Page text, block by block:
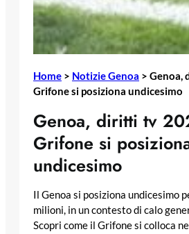
Home > Notizie Genoa > Genoa,
Grifone si posiziona undicesimo
Genoa, diritti tv
Grifone si
undicesimo
Il Genoa si posiziona undicesimo
milioni, in un contesto di calo
Scopri come il Grifone si colloca